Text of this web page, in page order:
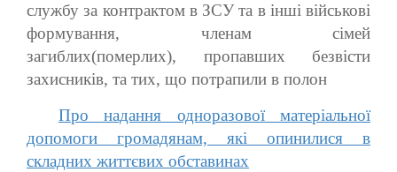
службу за контрактом в ЗСУ та в інші військові
формування, членам сімей
загиблих(померлих), пропавших безвісти
захисників, та тих, що потрапили в полон
Про надання одноразової матеріальної
допомоги громадянам, які опинилися в
складних життєвих обставинах